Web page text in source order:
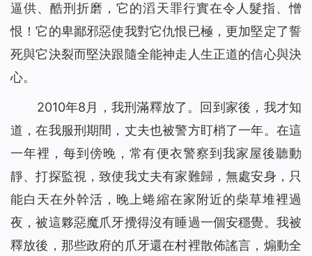
逼供、酷刑折磨，它的滔天罪行實在令人髮指、憎
恨！它的卑鄙邪惡使我對它仇恨已極，更加堅定了誓
死與它決裂而堅決跟隨全能神走人生正道的信心與決
心。
2010年8月，我刑滿釋放了。回到家後，我才知
道，在我服刑期間，丈夫也被警方盯梢了一年。在這
一年裡，每到傍晚，常有便衣警察到我家屋後聽動
靜、打探監視，致使我丈夫有家難歸，無處安身，只
能白天在外幹活，晚上蜷縮在家附近的柴草堆裡過
夜，被這夥惡魔爪牙攪得沒有睡過一個安穩覺。我被
釋放後，那些政府的爪牙還在村裡散佈謠言，煽動全